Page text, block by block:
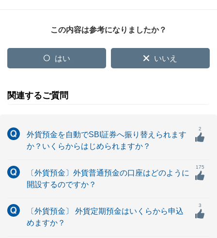
この内容は参考になりましたか？
はい いいえ
関連するご質問
外貨預金を自動でSBI証券へ振り替えられます
か？いくらからはじめられますか？
2
〔外貨預金〕外貨普通預金の口座はどのように
開設するのですか？
175
〔外貨預金〕 外貨定期預金はいくらから申込
めますか？
3